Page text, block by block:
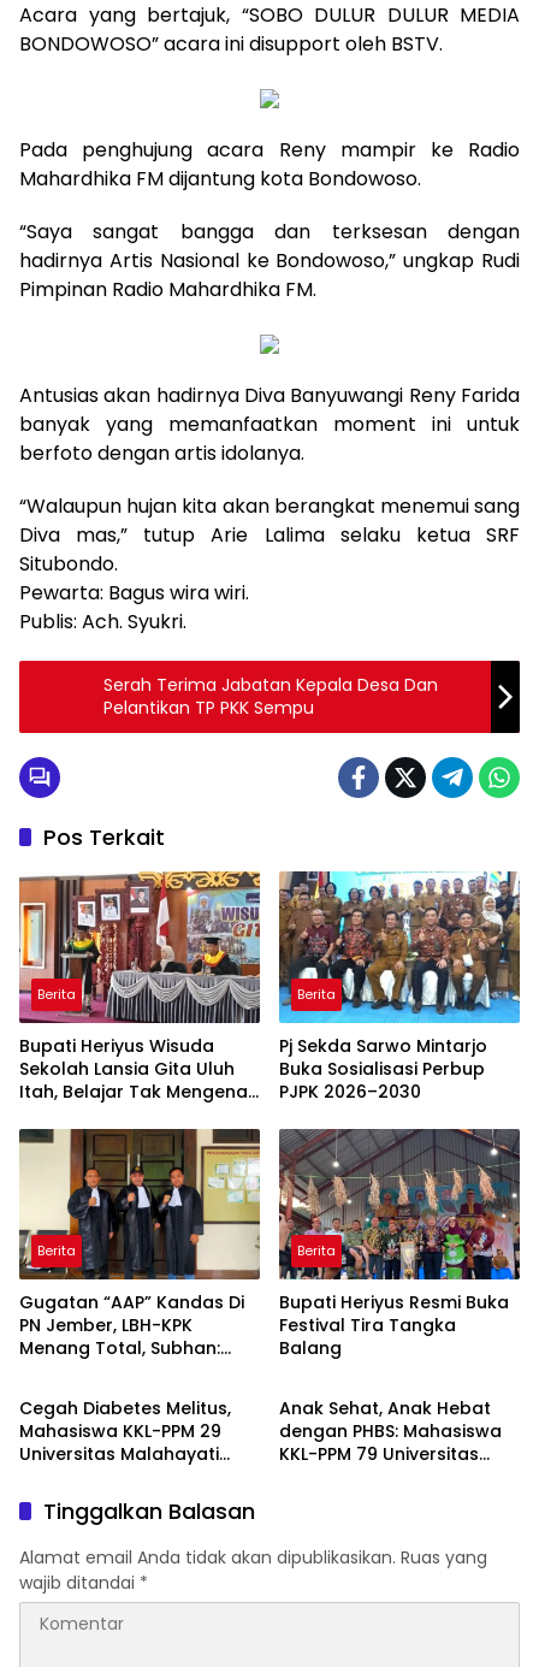
Acara yang bertajuk, “SOBO DULUR DULUR MEDIA
BONDOWOSO” acara ini disupport oleh BSTV.
Pada penghujung acara Reny mampir ke Radio
Mahardhika FM dijantung kota Bondowoso.
“Saya sangat bangga dan terksesan dengan
hadirnya Artis Nasional ke Bondowoso,” ungkap Rudi
Pimpinan Radio Mahardhika FM.
Antusias akan hadirnya Diva Banyuwangi Reny Farida
banyak yang memanfaatkan moment ini untuk
berfoto dengan artis idolanya.
“Walaupun hujan kita akan berangkat menemui sang
Diva mas,” tutup Arie Lalima selaku ketua SRF
Situbondo.
Pewarta: Bagus wira wiri.
Publis: Ach. Syukri.
Serah Terima Jabatan Kepala Desa Dan
Pelantikan TP PKK Sempu
Pos Terkait
Berita
Bupati Heriyus Wisuda
Sekolah Lansia Gita Uluh
Itah, Belajar Tak Mengenal
Berita
Pj Sekda Sarwo Mintarjo
Buka Sosialisasi Perbup
PJPK 2026–2030
Berita
Gugatan “AAP” Kandas Di
PN Jember, LBH-KPK
Menang Total, Subhan:
Berita
Bupati Heriyus Resmi Buka
Festival Tira Tangka
Balang
Berita
Cegah Diabetes Melitus,
Mahasiswa KKL-PPM 29
Universitas Malahayati
Berbasis Data Cek
Kesehatan Gratis di RW 06
Kelurahan Banjarsari
Berita
Anak Sehat, Anak Hebat
dengan PHBS: Mahasiswa
KKL-PPM 79 Universitas
Tinggalkan Balasan
Alamat email Anda tidak akan dipublikasikan. Ruas yang
wajib ditandai *